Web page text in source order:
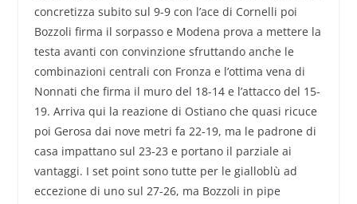
concretizza subito sul 9-9 con l’ace di Cornelli poi
Bozzoli firma il sorpasso e Modena prova a mettere la
testa avanti con convinzione sfruttando anche le
combinazioni centrali con Fronza e l’ottima vena di
Nonnati che firma il muro del 18-14 e l’attacco del 15-
19. Arriva qui la reazione di Ostiano che quasi ricuce
poi Gerosa dai nove metri fa 22-19, ma le padrone di
casa impattano sul 23-23 e portano il parziale ai
vantaggi. I set point sono tutte per le gialloblù ad
eccezione di uno sul 27-26, ma Bozzoli in pipe